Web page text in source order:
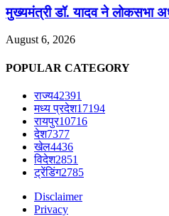
मुख्यमंत्री डॉ. यादव ने लोकसभा
August 6, 2026
POPULAR CATEGORY
राज्य42391
मध्य प्रदेश17194
रायपुर10716
देश7377
खेल4436
विदेश2851
ट्रेंडिंग2785
Disclaimer
Privacy